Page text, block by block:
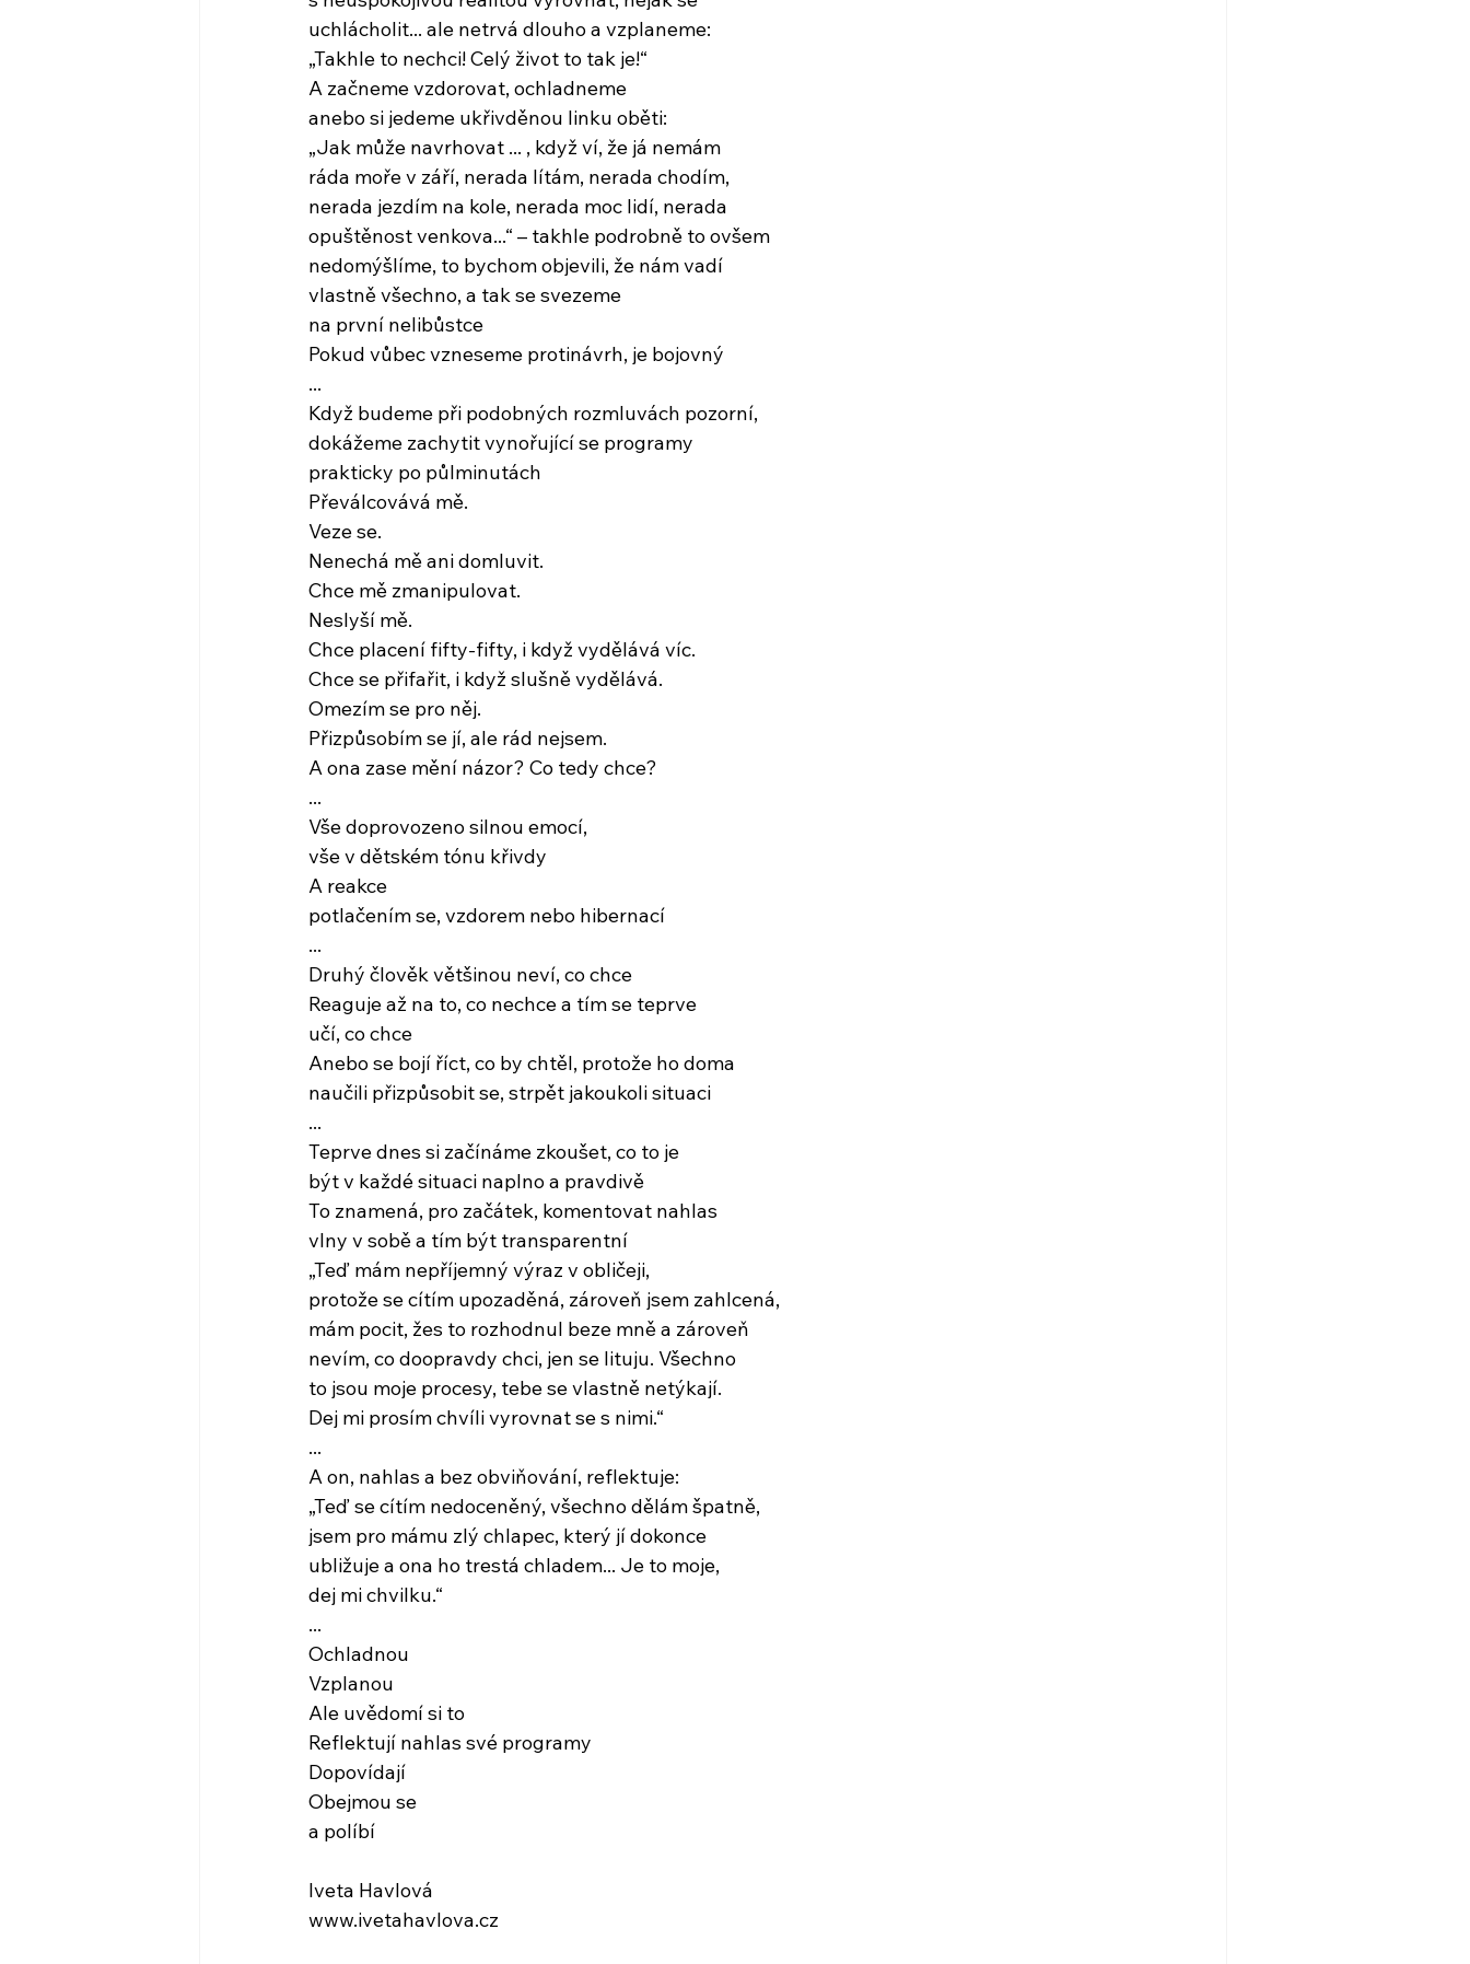
uchlácholit... ale netrvá dlouho a vzplaneme:
„Takhle to nechci! Celý život to tak je!“
A začneme vzdorovat, ochladneme
anebo si jedeme ukřivděnou linku oběti:
„Jak může navrhovat ... , když ví, že já nemám
ráda moře v září, nerada lítám, nerada chodím,
nerada jezdím na kole, nerada moc lidí, nerada
opuštěnost venkova...“ – takhle podrobně to ovšem
nedomýšlíme, to bychom objevili, že nám vadí
vlastně všechno, a tak se svezeme
na první nelibůstce
Pokud vůbec vzneseme protinávrh, je bojovný
...
Když budeme při podobných rozmluvách pozorní,
dokážeme zachytit vynořující se programy
prakticky po půlminutách
Převálcovává mě.
Veze se.
Nenechá mě ani domluvit.
Chce mě zmanipulovat.
Neslyší mě.
Chce placení fifty-fifty, i když vydělává víc.
Chce se přifařit, i když slušně vydělává.
Omezím se pro něj.
Přizpůsobím se jí, ale rád nejsem.
A ona zase mění názor? Co tedy chce?
...
Vše doprovozeno silnou emocí,
vše v dětském tónu křivdy
A reakce
potlačením se, vzdorem nebo hibernací
...
Druhý člověk většinou neví, co chce
Reaguje až na to, co nechce a tím se teprve
učí, co chce
Anebo se bojí říct, co by chtěl, protože ho doma
naučili přizpůsobit se, strpět jakoukoli situaci
...
Teprve dnes si začínáme zkoušet, co to je
být v každé situaci naplno a pravdivě
To znamená, pro začátek, komentovat nahlas
vlny v sobě a tím být transparentní
„Teď mám nepříjemný výraz v obličeji,
protože se cítím upozaděná, zároveň jsem zahlcená,
mám pocit, žes to rozhodnul beze mně a zároveň
nevím, co doopravdy chci, jen se lituju. Všechno
to jsou moje procesy, tebe se vlastně netýkají.
Dej mi prosím chvíli vyrovnat se s nimi.“
...
A on, nahlas a bez obviňování, reflektuje:
„Teď se cítím nedoceněný, všechno dělám špatně,
jsem pro mámu zlý chlapec, který jí dokonce
ubližuje a ona ho trestá chladem... Je to moje,
dej mi chvilku.“
...
Ochladnou
Vzplanou
Ale uvědomí si to
Reflektují nahlas své programy
Dopovídají
Obejmou se
a políbí
Iveta Havlová
www.ivetahavlova.cz